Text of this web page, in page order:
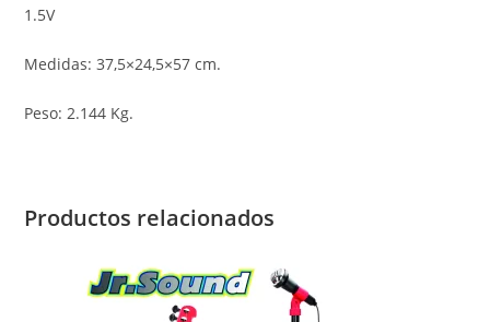
1.5V
Medidas: 37,5×24,5×57 cm.
Peso: 2.144 Kg.
Productos relacionados